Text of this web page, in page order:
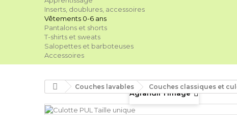
Inserts, doublures, accessoires
Vêtements 0-6 ans
Pantalons et shorts
T-shirts et sweats
Salopettes et barboteuses
Accessoires
Couches lavables Couches classiques et
Agrandir l'image